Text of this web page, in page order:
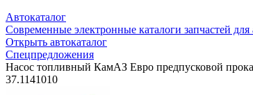
Автокаталог
Современные электронные каталоги запчастей для
Открыть автокаталог
Спецпредложения
Насос топливный КамАЗ Евро предпусковой
37.1141010